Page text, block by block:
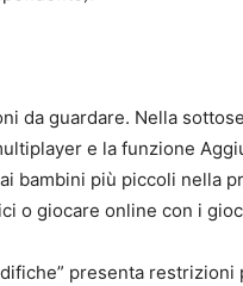
da guardare. Nella
e la funzione
bambini più piccoli nella
o giocare online con i
presenta